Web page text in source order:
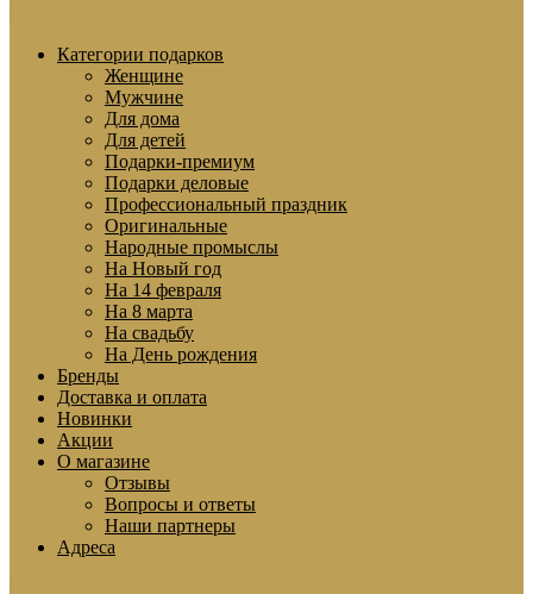
Категории подарков
Женщине
Мужчине
Для дома
Для детей
Подарки-премиум
Подарки деловые
Профессиональный праздник
Оригинальные
Народные промыслы
На Новый год
На 14 февраля
На 8 марта
На свадьбу
На День рождения
Бренды
Доставка и оплата
Новинки
Акции
О магазине
Отзывы
Вопросы и ответы
Наши партнеры
Адреса